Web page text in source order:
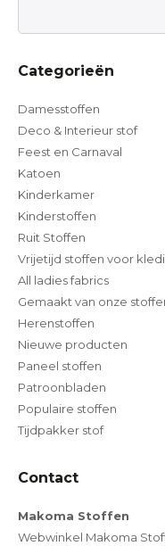
Categorieën
Damesstoffen
Deco & Interieur stof
Feest en Carnaval
Katoen
Kinderkamer
Kinderstoffen
Ruit Stoffen
Vrijetijd stoffen voor
All ladies fabrics
Gemaakt van onze
Herenstoffen
Nieuwe producten
Paneel stoffen
Patroonbladen
Populaire stoffen
Tijdpakker stof
Contact
Makoma Stoffen
Webwinkel Makoma